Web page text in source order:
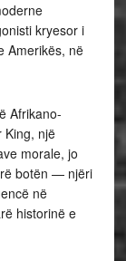
kryesor i
Amerikës, në
Afrikano-
King, një
morale, jo
botën — njëri
në
historinë e